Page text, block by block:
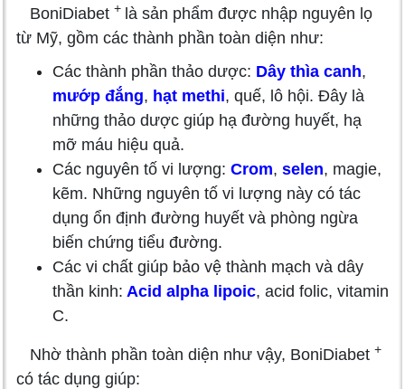
BoniDiabet + là sản phẩm được nhập nguyên lọ
từ Mỹ, gồm các thành phần toàn diện như:
Các thành phần thảo dược: Dây thìa canh,
mướp đắng, hạt methi, quế, lô hội. Đây là
những thảo dược giúp hạ đường huyết, hạ
mỡ máu hiệu quả.
Các nguyên tố vi lượng: Crom, selen, magie,
kẽm. Những nguyên tố vi lượng này có tác
dụng ổn định đường huyết và phòng ngừa
biến chứng tiểu đường.
Các vi chất giúp bảo vệ thành mạch và dây
thần kinh: Acid alpha lipoic, acid folic, vitamin
C.
Nhờ thành phần toàn diện như vậy, BoniDiabet +
có tác dụng giúp: